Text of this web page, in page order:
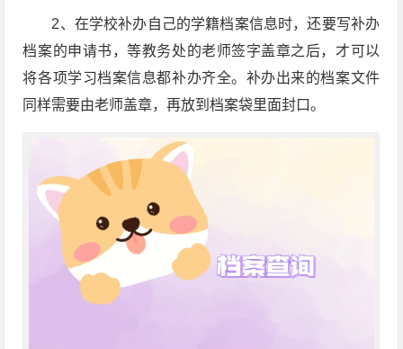
2、在学校补办自己的学籍档案信息时，还要写补办
档案的申请书，等教务处的老师签字盖章之后，才可以
将各项学习档案信息都补办齐全。补办出来的档案文件
同样需要由老师盖章，再放到档案袋里面封口。